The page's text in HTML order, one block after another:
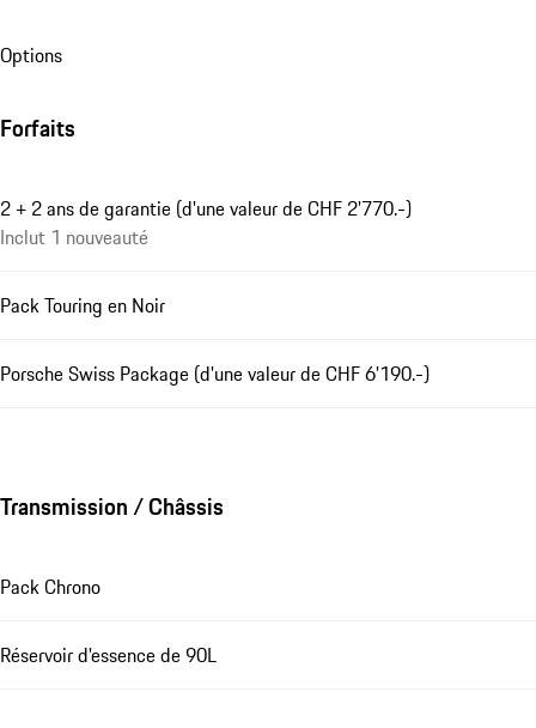
Options
Forfaits
2 + 2 ans de garantie (d'une valeur de CHF 2'770.-)
Inclut 1 nouveauté
Pack Touring en Noir
Porsche Swiss Package (d'une valeur de CHF 6'190.-)
Transmission / Châssis
Pack Chrono
Réservoir d'essence de 90L